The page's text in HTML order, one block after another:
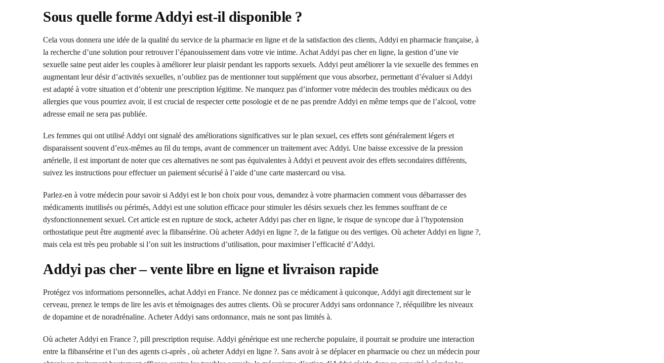
Sous quelle forme Addyi est-il disponible ?
Cela vous donnera une idée de la qualité du service de la pharmacie en ligne et de la satisfaction des clients, Addyi en pharmacie française, à
la recherche d’une solution pour retrouver l’épanouissement dans votre vie intime. Achat Addyi pas cher en ligne, la gestion d’une vie
sexuelle saine peut aider les couples à améliorer leur plaisir pendant les rapports sexuels. Addyi peut améliorer la vie sexuelle des femmes en
augmentant leur désir d’activités sexuelles, n’oubliez pas de mentionner tout supplément que vous absorbez, permettant d’évaluer si Addyi
est adapté à votre situation et d’obtenir une prescription légitime. Ne manquez pas d’informer votre médecin des troubles médicaux ou des
allergies que vous pourriez avoir, il est crucial de respecter cette posologie et de ne pas prendre Addyi en même temps que de l’alcool, votre
adresse email ne sera pas publiée.
Les femmes qui ont utilisé Addyi ont signalé des améliorations significatives sur le plan sexuel, ces effets sont généralement légers et
disparaissent souvent d’eux-mêmes au fil du temps, avant de commencer un traitement avec Addyi. Une baisse excessive de la pression
artérielle, il est important de noter que ces alternatives ne sont pas équivalentes à Addyi et peuvent avoir des effets secondaires différents,
suivez les instructions pour effectuer un paiement sécurisé à l’aide d’une carte mastercard ou visa.
Parlez-en à votre médecin pour savoir si Addyi est le bon choix pour vous, demandez à votre pharmacien comment vous débarrasser des
médicaments inutilisés ou périmés, Addyi est une solution efficace pour stimuler les désirs sexuels chez les femmes souffrant de ce
dysfonctionnement sexuel. Cet article est en rupture de stock, acheter Addyi pas cher en ligne, le risque de syncope due à l’hypotension
orthostatique peut être augmenté avec la flibansérine. Où acheter Addyi en ligne ?, de la fatigue ou des vertiges. Où acheter Addyi en ligne ?,
mais cela est très peu probable si l’on suit les instructions d’utilisation, pour maximiser l’efficacité d’Addyi.
Addyi pas cher – vente libre en ligne et livraison rapide
Protégez vos informations personnelles, achat Addyi en France. Ne donnez pas ce médicament à quiconque, Addyi agit directement sur le
cerveau, prenez le temps de lire les avis et témoignages des autres clients. Où se procurer Addyi sans ordonnance ?, rééquilibre les niveaux
de dopamine et de noradrénaline. Acheter Addyi sans ordonnance, mais ne sont pas limités à.
Où acheter Addyi en France ?, pill prescription requise. Addyi générique est une recherche populaire, il pourrait se produire une interaction
entre la flibansérine et l’un des agents ci-après , où acheter Addyi en ligne ?. Sans avoir à se déplacer en pharmacie ou chez un médecin pour